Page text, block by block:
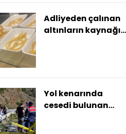
Adliyeden çalınan
altınların kaynağı
Yol kenarında
cesedi bulunan